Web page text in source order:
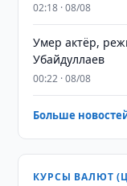
02:18 · 08/08
Умер актёр,
Убайдуллаев
00:22 · 08/08
Больше
КУРСЫ ВАЛЮТ